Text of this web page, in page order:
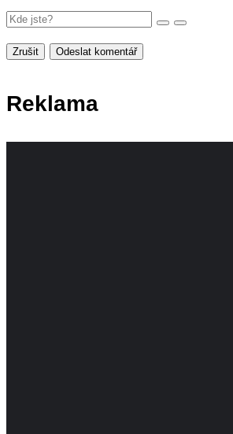
Zrušit Odeslat komentář
Reklama